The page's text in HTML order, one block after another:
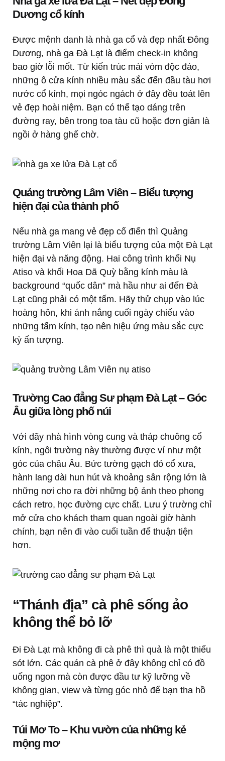
Dương cổ kính
Được mệnh danh là nhà ga cổ và đẹp nhất Đông
Dương, nhà ga Đà Lạt là điểm check-in không
bao giờ lỗi mốt. Từ kiến trúc mái vòm độc đáo,
những ô cửa kính nhiều màu sắc đến đầu tàu hơi
nước cổ kính, mọi ngóc ngách ở đây đều toát lên
vẻ đẹp hoài niệm. Bạn có thể tạo dáng trên
đường ray, bên trong toa tàu cũ hoặc đơn giản là
ngồi ở hàng ghế chờ.
Quảng trường Lâm Viên – Biểu tượng
hiện đại của thành phố
Nếu nhà ga mang vẻ đẹp cổ điển thì Quảng
trường Lâm Viên lại là biểu tượng của một Đà Lạt
hiện đại và năng động. Hai công trình khối Nụ
Atiso và khối Hoa Dã Quỳ bằng kính màu là
background “quốc dân” mà hầu như ai đến Đà
Lạt cũng phải có một tấm. Hãy thử chụp vào lúc
hoàng hôn, khi ánh nắng cuối ngày chiếu vào
những tấm kính, tạo nên hiệu ứng màu sắc cực
kỳ ấn tượng.
Trường Cao đẳng Sư phạm Đà Lạt – Góc
Âu giữa lòng phố núi
Với dãy nhà hình vòng cung và tháp chuông cổ
kính, ngôi trường này thường được ví như một
góc của châu Âu. Bức tường gạch đỏ cổ xưa,
hành lang dài hun hút và khoảng sân rộng lớn là
những nơi cho ra đời những bộ ảnh theo phong
cách retro, học đường cực chất. Lưu ý trường chỉ
mở cửa cho khách tham quan ngoài giờ hành
chính, bạn nên đi vào cuối tuần để thuận tiện
hơn.
“Thánh địa” cà phê sống ảo
không thể bỏ lỡ
Đi Đà Lạt mà không đi cà phê thì quả là một thiếu
sót lớn. Các quán cà phê ở đây không chỉ có đồ
uống ngon mà còn được đầu tư kỹ lưỡng về
không gian, view và từng góc nhỏ để bạn tha hồ
“tác nghiệp”.
Túi Mơ To – Khu vườn của những kẻ
mộng mơ